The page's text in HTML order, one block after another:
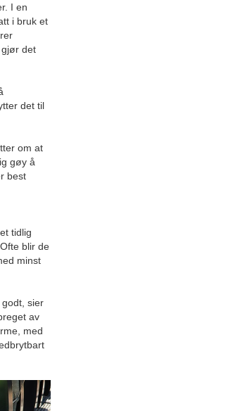
I en
i bruk et
det
det til
om at
gøy å
best
tidlig
blir de
minst
sier
av
med